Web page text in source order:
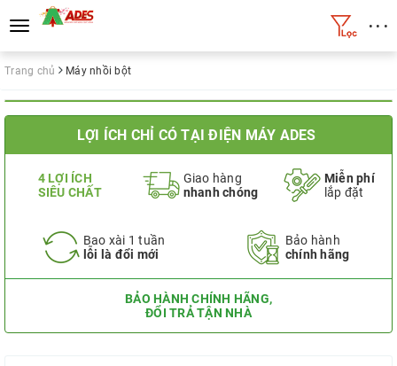
Toggle
navigation
• • •
Trang chủ Máy nhồi bột
LỢI ÍCH CHỈ CÓ TẠI ĐIỆN MÁY ADES
4 LỢI ÍCH
SIÊU CHẤT
Giao hàng
nhanh chóng
Miễn phí
lắp đặt
Bao xài 1 tuần
lỗi là đổi mới
Bảo hành
chính hãng
BẢO HÀNH CHÍNH HÃNG,
ĐỔI TRẢ TẬN NHÀ